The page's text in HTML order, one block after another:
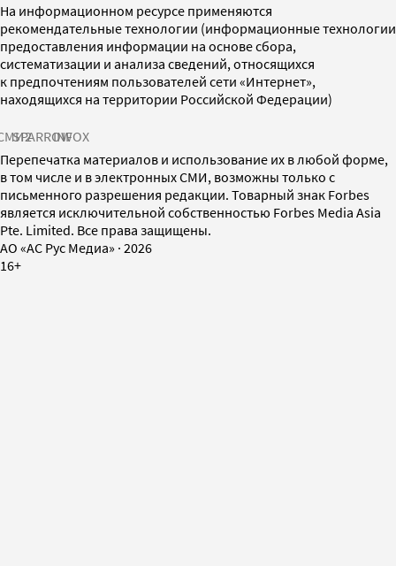
На информационном ресурсе применяются
рекомендательные технологии (информационные технологии
предоставления информации на основе сбора,
систематизации и анализа сведений, относящихся
к предпочтениям пользователей сети «Интернет»,
находящихся на территории Российской Федерации)
SPARROWINFOX
Перепечатка материалов и использование их в любой форме,
в том числе и в электронных СМИ, возможны только с
письменного разрешения редакции. Товарный знак Forbes
является исключительной собственностью Forbes Media Asia
Pte. Limited. Все права защищены.
AO «АС Рус Медиа» · 2026
16+